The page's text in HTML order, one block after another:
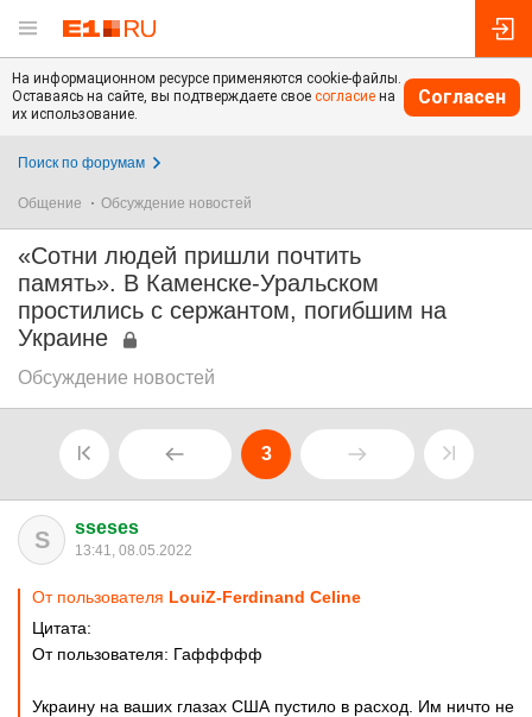
На информационном ресурсе применяются cookie-файлы.
Оставаясь на сайте, вы подтверждаете свое согласие на
их использование.
Согласен
Поиск по форумам
Общение Обсуждение новостей
«Сотни людей пришли почтить
память». В Каменске-Уральском
простились с сержантом, погибшим на
Украине
Обсуждение новостей
3
S sseses
13:41, 08.05.2022
От пользователя LouiZ-Ferdinand Celine
Цитата:
От пользователя: Гаффффф
Украину на ваших глазах США пустило в расход. Им ничто не